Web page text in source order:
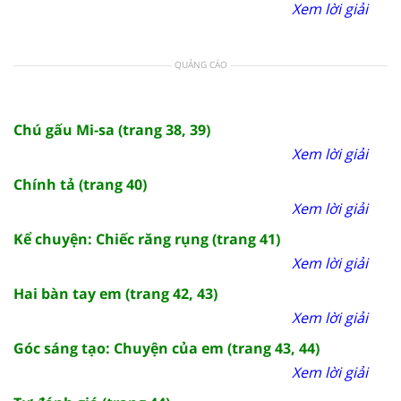
Xem lời giải
QUẢNG CÁO
Chú gấu Mi-sa (trang 38, 39)
Xem lời giải
Chính tả (trang 40)
Xem lời giải
Kể chuyện: Chiếc răng rụng (trang 41)
Xem lời giải
Hai bàn tay em (trang 42, 43)
Xem lời giải
Góc sáng tạo: Chuyện của em (trang 43, 44)
Xem lời giải